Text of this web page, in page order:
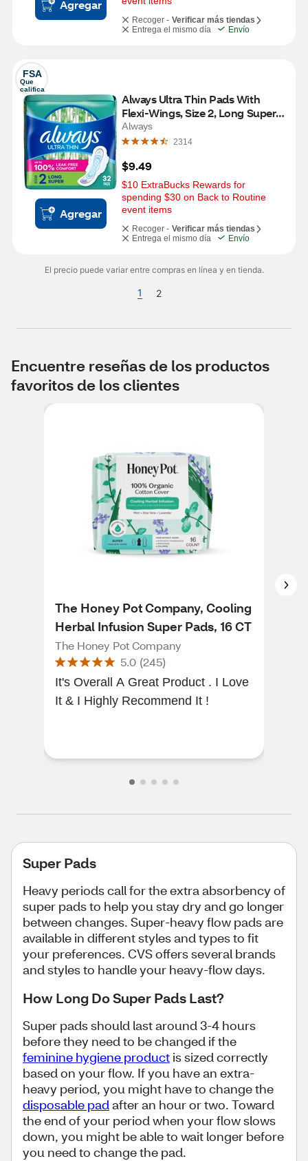
Agregar
Recoger - Verificar más tiendas
Entrega el mismo día
Envío
FSA
Que
califica
Agregar
Always Ultra Thin Pads With
Flexi-Wings, Size 2, Long Super,
32 CT
Always
2314
$9.49
$10 ExtraBucks Rewards for
spending $30 on Back to Routine
event items
Recoger - Verificar más tiendas
Entrega el mismo día
Envío
El precio puede variar entre compras en línea y en tienda.
1 2
Encuentre reseñas de los productos
favoritos de los clientes
The Honey Pot Company, Cooling
Herbal Infusion Super Pads, 16 CT
The Honey Pot Company
5.0 (245)
It's Overall A Great Product . I Love
It & I Highly Recommend It !
Super Pads
Heavy periods call for the extra absorbency of
super pads to help you stay dry and go longer
between changes. Super-heavy flow pads are
available in different styles and types to fit
your preferences. CVS offers several brands
and styles to handle your heavy-flow days.
How Long Do Super Pads Last?
Super pads should last around 3-4 hours
before they need to be changed if the
feminine hygiene product is sized correctly
based on your flow. If you have an extra-
heavy period, you might have to change the
disposable padafter an hour or two. Toward
the end of your period when your flow slows
down, you might be able to wait longer before
you need to change the pad.